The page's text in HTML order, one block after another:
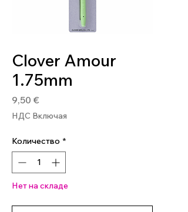
Clover Amour
1.75mm
9,50 €
НДС Включая
Количество *
Нет на складе